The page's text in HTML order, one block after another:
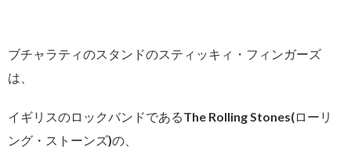
ブチャラティのスタンドのスティッキィ・フィンガーズ
は、
イギリスのロックバンドであるThe Rolling Stones(ローリ
ング・ストーンズ)の、